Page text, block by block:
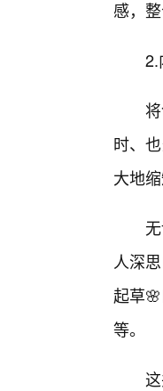
感，
2.
时、
大地
人深
起草
等。